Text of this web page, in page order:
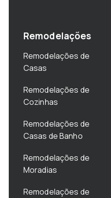
Remodelações
Remodelações de
Casas
Remodelações de
Cozinhas
Remodelações de
Casas de Banho
Remodelações de
Moradias
Remodelações de